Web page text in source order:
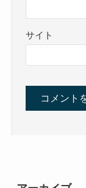
サイト